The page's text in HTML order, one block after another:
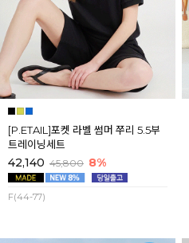
[P.ETAIL]포켓 라벨 썸머 쭈리 5.5부
트레이닝세트
42,140 45,800 8%
F(44-77)